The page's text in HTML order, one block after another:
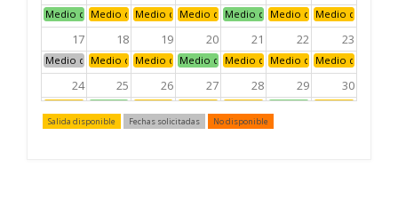
Medio día: mañanaMedio día: mañanaMedio día: mañana
Medio día: mañanaMedio día: mañanaMedio día: mañana
Medio día:
17 18 19 20 21 22 23
Medio día: mañanaMedio día: mañanaMedio día: mañana
Medio día: mañanaMedio día: mañanaMedio día: mañana
Medio día:
24 25 26 27 28 29 30
31 1 2 3 4
Salida disponible Fechas solicitadas No disponible